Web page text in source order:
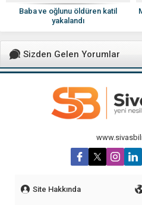
Baba ve oğlunu öldüren katil
yakalandı
Sizden Gelen Yorumlar
Site Hakkında